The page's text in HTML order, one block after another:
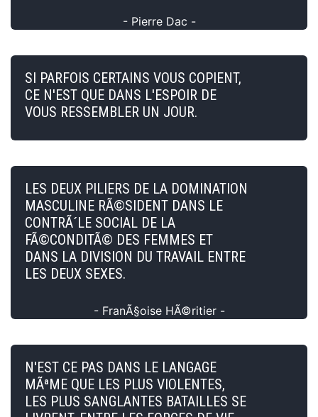
- Pierre Dac -
SI PARFOIS CERTAINS VOUS COPIENT,
CE N'EST QUE DANS L'ESPOIR DE
VOUS RESSEMBLER UN JOUR.
LES DEUX PILIERS DE LA DOMINATION
MASCULINE RÃ©SIDENT DANS LE
CONTRÃ´LE SOCIAL DE LA
FÃ©CONDITÃ© DES FEMMES ET
DANS LA DIVISION DU TRAVAIL ENTRE
LES DEUX SEXES.
- FranÃ§oise HÃ©ritier -
N'EST CE PAS DANS LE LANGAGE
MÃªME QUE LES PLUS VIOLENTES,
LES PLUS SANGLANTES BATAILLES SE